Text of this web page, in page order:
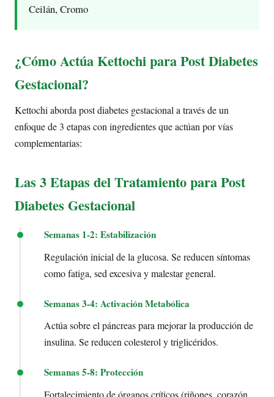
Ceilán, Cromo
¿Cómo Actúa Kettochi para Post Diabetes
Gestacional?
Kettochi aborda post diabetes gestacional a través de un
enfoque de 3 etapas con ingredientes que actúan por vías
complementarias:
Las 3 Etapas del Tratamiento para Post
Diabetes Gestacional
Semanas 1-2: Estabilización
Regulación inicial de la glucosa. Se reducen síntomas
como fatiga, sed excesiva y malestar general.
Semanas 3-4: Activación Metabólica
Actúa sobre el páncreas para mejorar la producción de
insulina. Se reducen colesterol y triglicéridos.
Semanas 5-8: Protección
Fortalecimiento de órganos críticos (riñones, corazón,